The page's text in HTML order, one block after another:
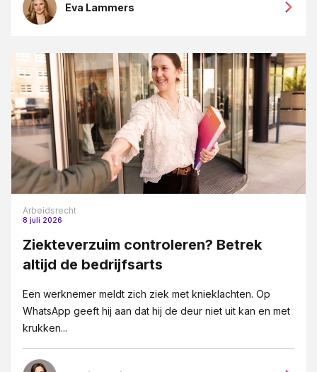
Eva Lammers
Arbeidsrecht
8 juli 2026
Ziekteverzuim controleren? Betrek
altijd de bedrijfsarts
Een werknemer meldt zich ziek met knieklachten. Op
WhatsApp geeft hij aan dat hij de deur niet uit kan en met
krukken...